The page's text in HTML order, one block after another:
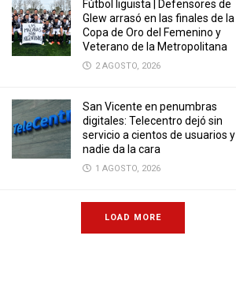
Fútbol liguista | Defensores de
Glew arrasó en las finales de la
Copa de Oro del Femenino y
Veterano de la Metropolitana
2 AGOSTO, 2026
San Vicente en penumbras
digitales: Telecentro dejó sin
servicio a cientos de usuarios y
nadie da la cara
1 AGOSTO, 2026
LOAD MORE